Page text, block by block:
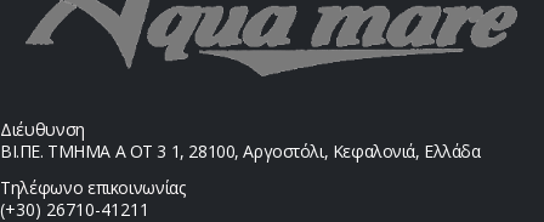
Διέυθυνση
ΒΙ.ΠΕ. ΤΜΗΜΑ Α ΟΤ 3 1, 28100, Αργοστόλι, Κεφαλονιά, Ελλάδα
Τηλέφωνο επικοινωνίας
(+30) 26710-41211